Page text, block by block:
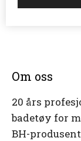
Om oss
20 års
badetøy for
BH-